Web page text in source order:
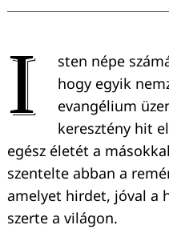
I
sten népe
hogy egyik
evangélium
keresztény hit
egész életét a
szentelte abban a
amelyet hirdet, jóval a
szerte a világon.